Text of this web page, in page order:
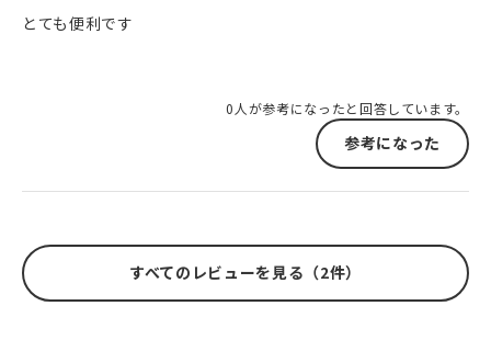
とても便利です
0人が参考になったと回答しています。
参考になった
すべてのレビューを見る（2件）